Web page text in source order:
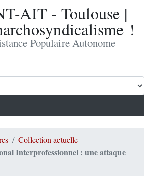
AIT - Toulouse |
!
Populaire Autonome
Collection actuelle
Interprofessionnel : une attaque